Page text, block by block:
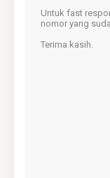
Untuk fast
nomor yang
Terima kasih.